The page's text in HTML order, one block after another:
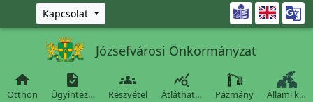
Ugrás a fő tartalomra
Kapcsolat 
Józsefvárosi Önkormányzat

Otthon

Ügyintéz…

Részvétel

Átláthat… Pázmány Állami k…